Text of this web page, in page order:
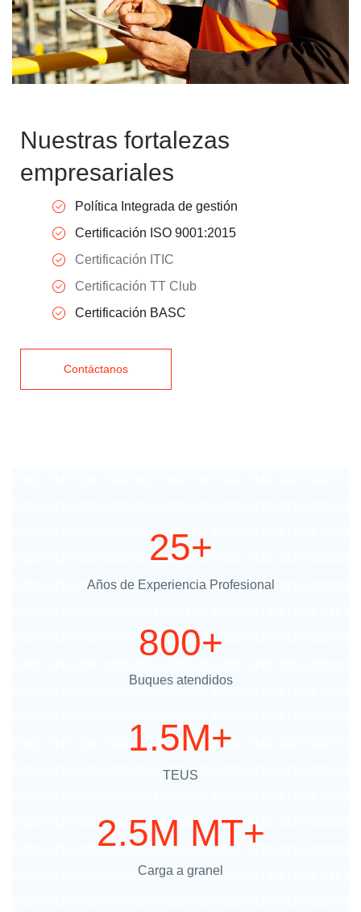
Nuestras fortalezas
empresariales
Política Integrada de gestión
Certificación ISO 9001:2015
Certificación ITIC
Certificación TT Club
Certificación BASC
Contáctanos
25+
Años de Experiencia Profesional
800+
Buques atendidos
1.5M+
TEUS
2.5M MT+
Carga a granel